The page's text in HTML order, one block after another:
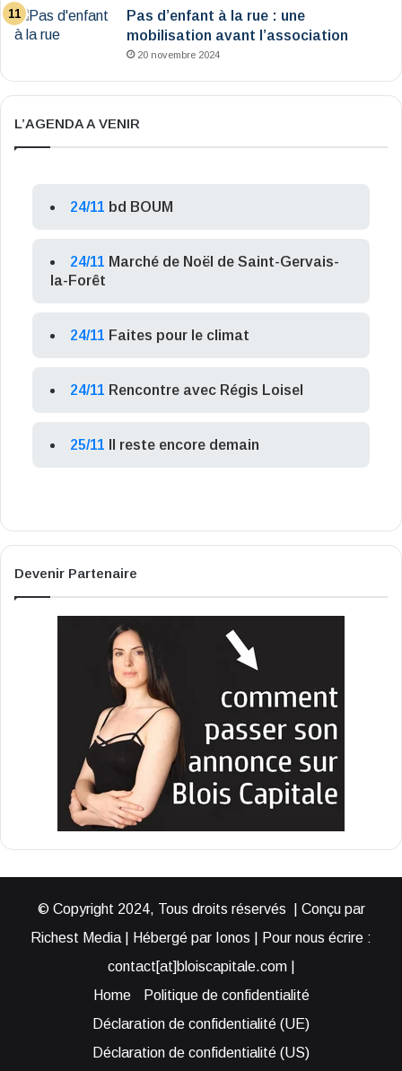
Pas d’enfant à la rue : une
mobilisation avant l’association
20 novembre 2024
L’AGENDA A VENIR
24/11 bd BOUM
24/11 Marché de Noël de Saint-Gervais-
la-Forêt
24/11 Faites pour le climat
24/11 Rencontre avec Régis Loisel
25/11 Il reste encore demain
Devenir Partenaire
© Copyright 2024, Tous droits réservés | Conçu par
Richest Media | Hébergé par Ionos | Pour nous écrire :
contact[at]bloiscapitale.com |
Home
Politique de confidentialité
Déclaration de confidentialité (UE)
Déclaration de confidentialité (US)